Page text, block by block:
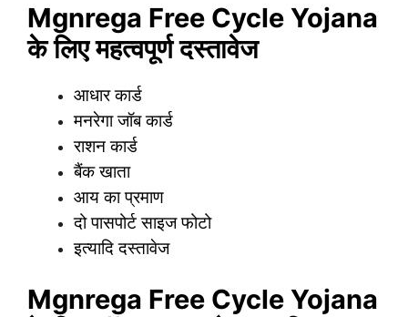
Mgnrega Free Cycle Yojana
के लिए महत्वपूर्ण दस्तावेज
आधार कार्ड
मनरेगा जॉब कार्ड
राशन कार्ड
बैंक खाता
आय का प्रमाण
दो पासपोर्ट साइज फोटो
इत्यादि दस्तावेज
Mgnrega Free Cycle Yojana